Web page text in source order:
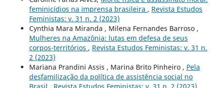
feminicídios na imprensa brasileira , Revista Estudos
Feministas: v. 31 n. 2 (2023)
Cynthia Mara Miranda , Milena Fernandes Barroso ,
Mulheres na Amazônia: lutas em defesa de seus
corpos-territórios , Revista Estudos Feministas: v. 31 n.
2 (2023)
Mariana Prandini Assis , Marina Brito Pinheiro , Pela
desfamilização da política de assistência social no